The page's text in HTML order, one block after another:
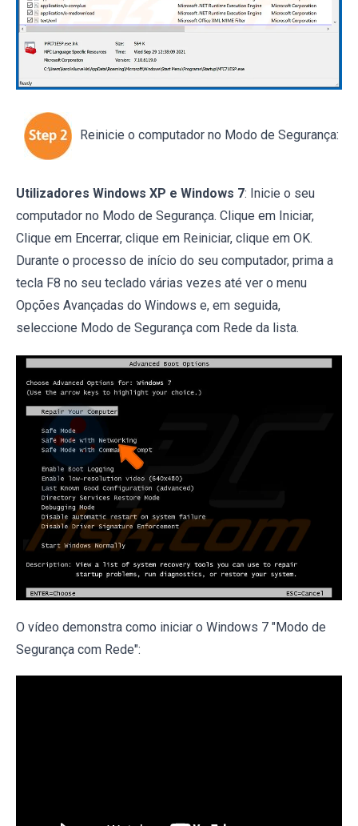
Reinicie o computador no Modo de Segurança:
Utilizadores Windows XP e Windows 7: Inicie o seu
computador no Modo de Segurança. Clique em Iniciar,
Clique em Encerrar, clique em Reiniciar, clique em OK.
Durante o processo de início do seu computador, prima a
tecla F8 no seu teclado várias vezes até ver o menu
Opções Avançadas do Windows e, em seguida,
seleccione Modo de Segurança com Rede da lista.
O vídeo demonstra como iniciar o Windows 7 "Modo de
Segurança com Rede":